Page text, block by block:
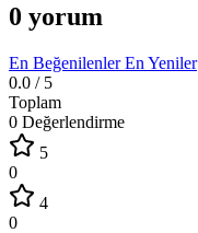
0 yorum
En BeğenilenlerEn Yeniler
0.0 / 5
Toplam
0 Değerlendirme
5
0
4
0